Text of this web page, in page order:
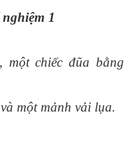
1
một chiếc đũa bằng
một mảnh vải lụa.